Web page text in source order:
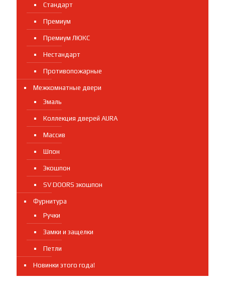
Стандарт
Премиум
Премиум ЛЮКС
Нестандарт
Противопожарные
Межкомнатные двери
Эмаль
Коллекция дверей AURA
Массив
Шпон
Экошпон
SV DOORS экошпон
Фурнитура
Ручки
Замки и защелки
Петли
Новинки этого года!